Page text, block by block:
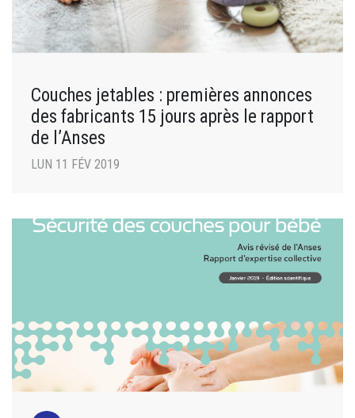
Couches jetables : premières annonces
des fabricants 15 jours après le rapport
de l’Anses
LUN 11 FÉV 2019